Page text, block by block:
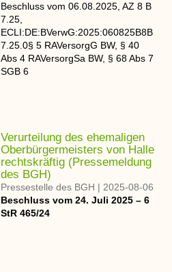
Beschluss vom 06.08.2025, AZ 8 B
7.25,
ECLI:DE:BVerwG:2025:060825B8B
7.25.0§ 5 RAVersorgG BW, § 40
Abs 4 RAVersorgSa BW, § 68 Abs 7
SGB 6
Verurteilung des ehemaligen
Oberbürgermeisters von Halle
rechtskräftig (Pressemeldung
des BGH)
Pressestelle des BGH | 2025-08-06
Beschluss vom 24. Juli 2025 – 6
StR 465/24